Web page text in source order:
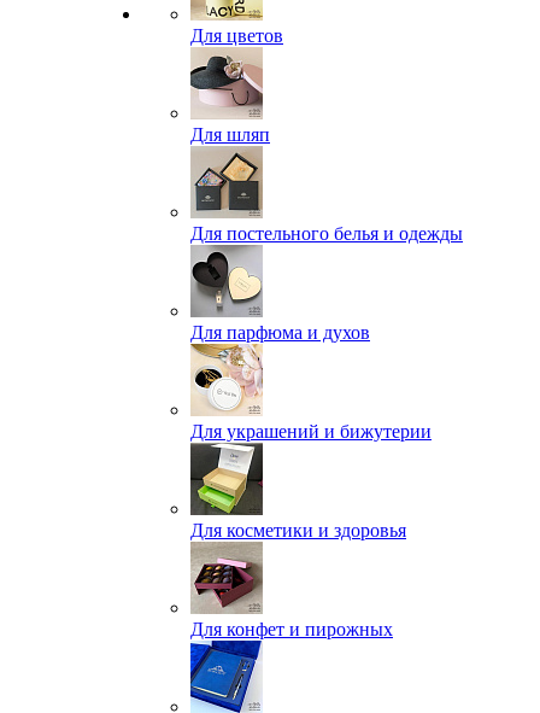
Для цветов
Для шляп
Для постельного белья и одежды
Для парфюма и духов
Для украшений и бижутерии
Для косметики и здоровья
Для конфет и пирожных